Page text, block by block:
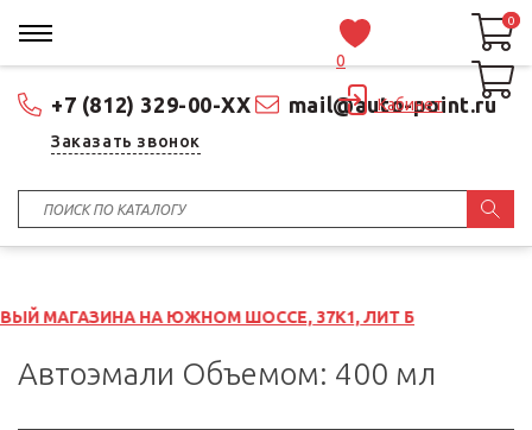
+7 (812) 329-00-XX mail@auto-point.ru
Заказать звонок
0
Кабинет
0
0
НА ЮЖНОМ ШОССЕ, 37К1, ЛИТ Б
Автоэмали Объемом: 400 мл